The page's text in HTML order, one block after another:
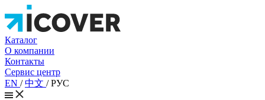
Каталог
О компании
Контакты
Сервис центр
EN /中文 /РУС